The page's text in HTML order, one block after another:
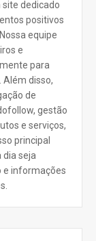
site dedicado
positivos
equipe
e
para
disso,
de
gestão
e serviços,
principal
dia seja
e informações